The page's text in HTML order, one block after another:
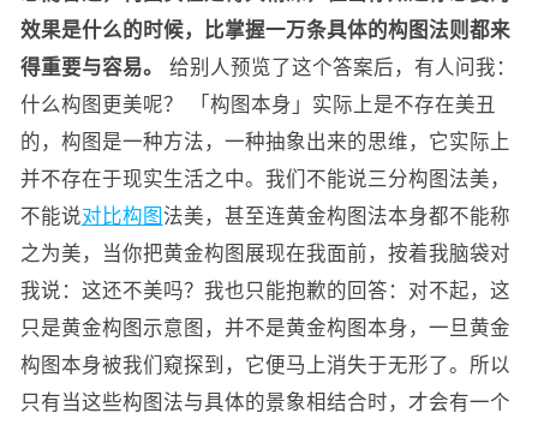
效果是什么的时候，比掌握一万条具体的构图法则都来
得重要与容易。
给别人预览了这个答案后，有人问我：
什么构图更美呢？ 「构图本身」实际上是不存在美丑
的，构图是一种方法，一种抽象出来的思维，它实际上
并不存在于现实生活之中。我们不能说三分构图法美，
不能说对比构图 法美，甚至连黄金构图法本身都不能称
之为美，当你把黄金构图展现在我面前，按着我脑袋对
我说：这还不美吗？我也只能抱歉的回答：对不起，这
只是黄金构图示意图，并不是黄金构图本身，一旦黄金
构图本身被我们窥探到，它便马上消失于无形了。所以
只有当这些构图法与具体的景象相结合时，才会有一个